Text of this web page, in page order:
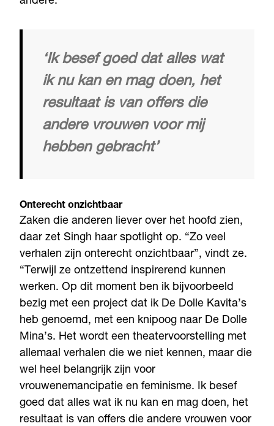
‘Ik besef goed dat alles wat
ik nu kan en mag doen, het
resultaat is van offers die
andere vrouwen voor mij
hebben gebracht’
Onterecht onzichtbaar
Zaken die anderen liever over het hoofd zien,
daar zet Singh haar spotlight op. “Zo veel
verhalen zijn onterecht onzichtbaar”, vindt ze.
“Terwijl ze ontzettend inspirerend kunnen
werken. Op dit moment ben ik bijvoorbeeld
bezig met een project dat ik De Dolle Kavita’s
heb genoemd, met een knipoog naar De Dolle
Mina’s. Het wordt een theatervoorstelling met
allemaal verhalen die we niet kennen, maar die
wel heel belangrijk zijn voor
vrouwenemancipatie en feminisme. Ik besef
goed dat alles wat ik nu kan en mag doen, het
resultaat is van offers die andere vrouwen voor